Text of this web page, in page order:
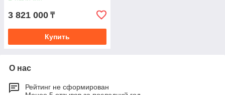
3 821 000 ₸
Купить
О нас
Рейтинг не сформирован